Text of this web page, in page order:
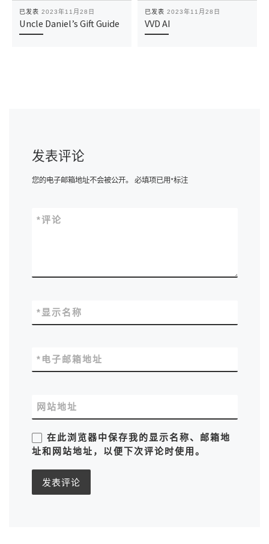
已发表 2023年11月28日
Uncle Daniel’s Gift Guide
已发表 2023年11月28日
VVD AI
发表评论
您的电子邮箱地址不会被公开。 必填项已用*标注
评论
*
显示名称
*
电子邮箱地址
*
网站地址
在此浏览器中保存我的显示名称、邮箱地
址和网站地址，以便下次评论时使用。